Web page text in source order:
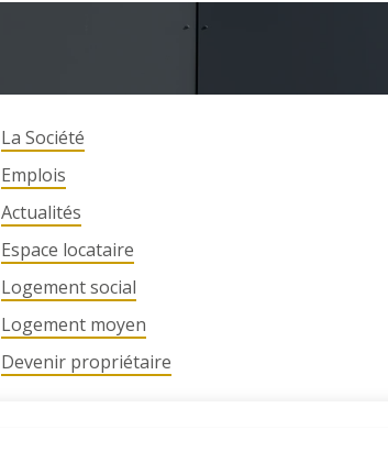
La Société
Emplois
Actualités
Espace locataire
Logement social
Logement moyen
Devenir propriétaire